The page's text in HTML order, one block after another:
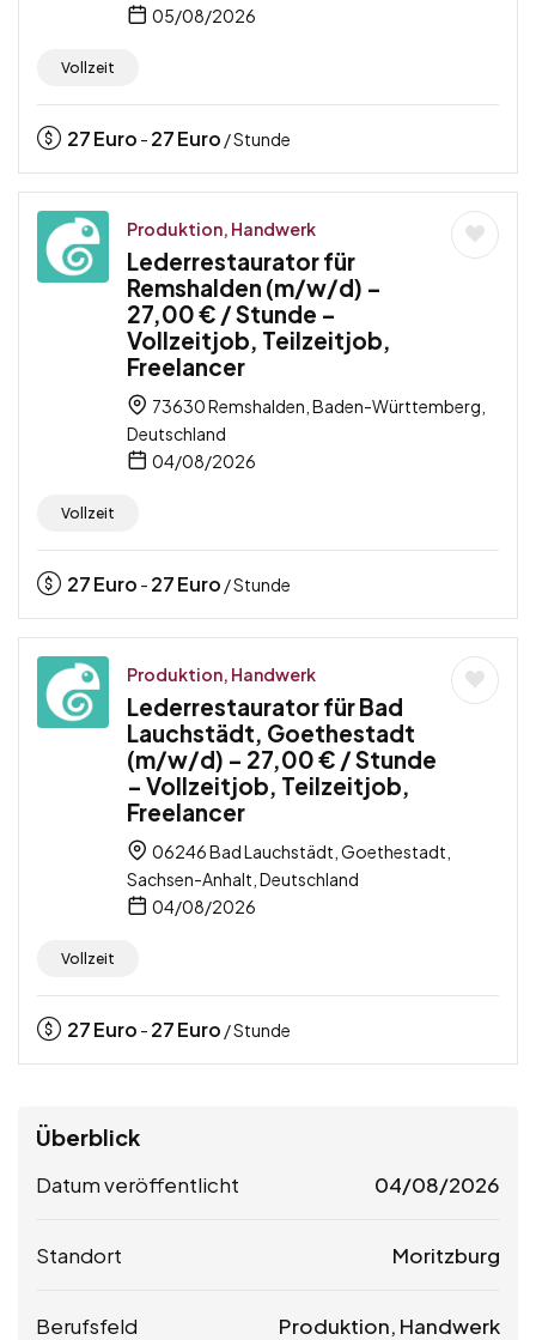
05/08/2026
Vollzeit
27Euro - 27Euro / Stunde
Produktion, Handwerk
Lederrestaurator für
Remshalden (m/w/d) –
27,00 € / Stunde –
Vollzeitjob, Teilzeitjob,
Freelancer
73630 Remshalden, Baden-Württemberg,
Deutschland
04/08/2026
Vollzeit
27Euro - 27Euro / Stunde
Produktion, Handwerk
Lederrestaurator für Bad
Lauchstädt, Goethestadt
(m/w/d) – 27,00 € / Stunde
– Vollzeitjob, Teilzeitjob,
Freelancer
06246 Bad Lauchstädt, Goethestadt,
Sachsen-Anhalt, Deutschland
04/08/2026
Vollzeit
27Euro - 27Euro / Stunde
Überblick
Datum veröffentlicht 04/08/2026
Standort Moritzburg
Berufsfeld Produktion, Handwerk